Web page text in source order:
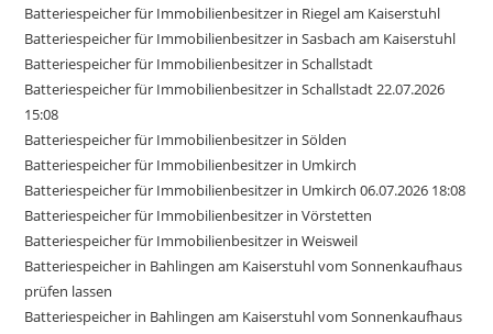
Batteriespeicher für Immobilienbesitzer in Riegel am Kaiserstuhl
Batteriespeicher für Immobilienbesitzer in Sasbach am Kaiserstuhl
Batteriespeicher für Immobilienbesitzer in Schallstadt
Batteriespeicher für Immobilienbesitzer in Schallstadt 22.07.2026
15:08
Batteriespeicher für Immobilienbesitzer in Sölden
Batteriespeicher für Immobilienbesitzer in Umkirch
Batteriespeicher für Immobilienbesitzer in Umkirch 06.07.2026 18:08
Batteriespeicher für Immobilienbesitzer in Vörstetten
Batteriespeicher für Immobilienbesitzer in Weisweil
Batteriespeicher in Bahlingen am Kaiserstuhl vom Sonnenkaufhaus
prüfen lassen
Batteriespeicher in Bahlingen am Kaiserstuhl vom Sonnenkaufhaus